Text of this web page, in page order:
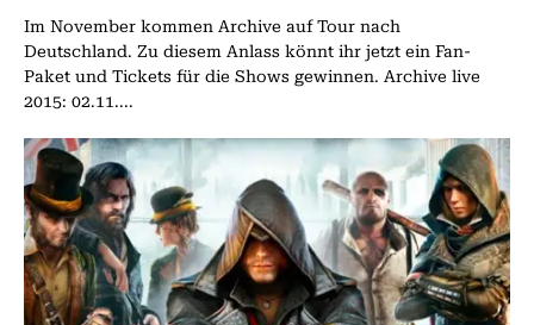
Im November kommen Archive auf Tour nach
Deutschland. Zu diesem Anlass könnt ihr jetzt ein Fan-
Paket und Tickets für die Shows gewinnen. Archive live
2015: 02.11....